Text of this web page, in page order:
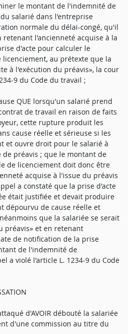
le montant de l'indemnité de
salarié dans l'entreprise
normale du délai-congé, qu'il
retenant l'ancienneté acquise à la
d'acte pour calculer le
au prétexte que la
à l'exécution du préavis», la cour
9 du Code du travail ;
QUE lorsqu'un salarié prend
de travail en raison de faits
cette rupture produit les
cause réelle et sérieuse si les
et ouvre droit pour le salarié à
préavis ; que le montant de
de licenciement doit donc être
acquise à l'issue du préavis
a constaté que la prise d'acte
était justifiée et devait produire
dépourvu de cause réelle et
que la salariée se serait
préavis» et en retenant
de notification de la prise
de l'indemnité de
a violé l'article L. 1234-9 du Code
d'AVOIR débouté la salariée
d'une commission au titre du